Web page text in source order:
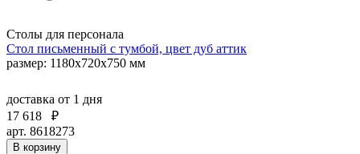
Столы для персонала
Стол письменный с тумбой, цвет дуб аттик
размер: 1180х720х750 мм
доставка от 1 дня
17 618
₽
арт. 8618273
В корзину